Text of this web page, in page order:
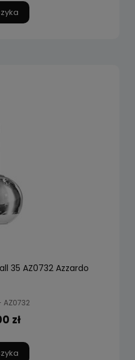
35 AZ0732 Azzardo
AZ0732
zł